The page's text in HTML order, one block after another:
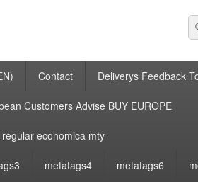
Contact Deliverys Feedback
Customers Advise BUY EUROPE
economica mty
metatags4 metatags6